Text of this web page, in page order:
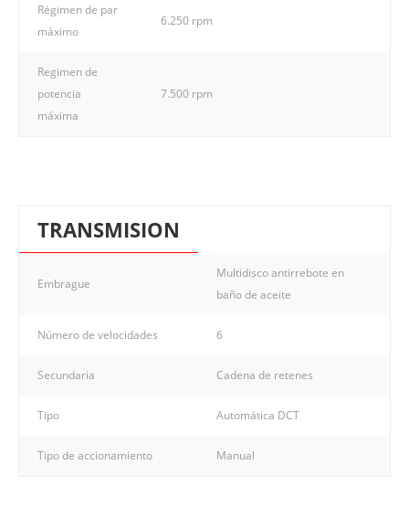
Régimen de par
máximo
6.250 rpm
Regimen de
potencia
máxima
7.500 rpm
TRANSMISION
Embrague
Multidisco antirrebote en
baño de aceite
Número de velocidades 6
Secundaria Cadena de retenes
Tipo Automática DCT
Tipo de accionamiento Manual